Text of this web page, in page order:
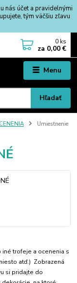
nás účet a pravidelnými
tým väčšiu zľavu
Menu
Hľadať
0 ks
za 0,00 €
Umiestnenie
iné trofeje a ocenenia s
atď.) Zobrazená
si pridajte do